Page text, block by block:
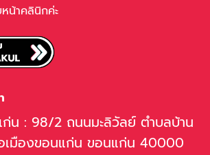
น้าคลินิกค่ะ
ก่น : 98/2 ถนนมะลิวัลย์ ตำบลบ้าน
เมืองขอนแก่น ขอนแก่น 40000